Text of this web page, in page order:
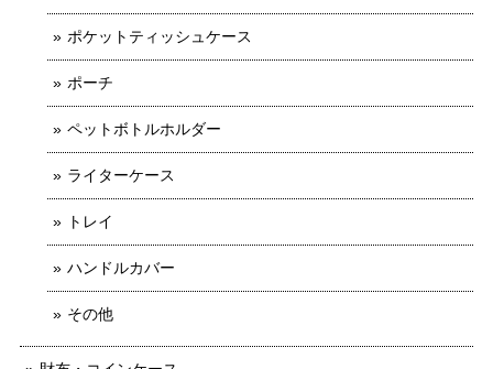
ポケットティッシュケース
ポーチ
ペットボトルホルダー
ライターケース
トレイ
ハンドルカバー
その他